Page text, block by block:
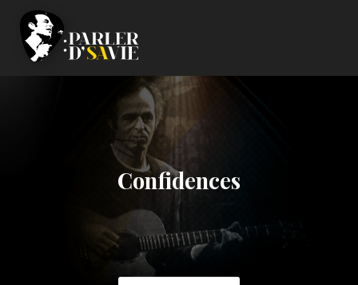
Confidences